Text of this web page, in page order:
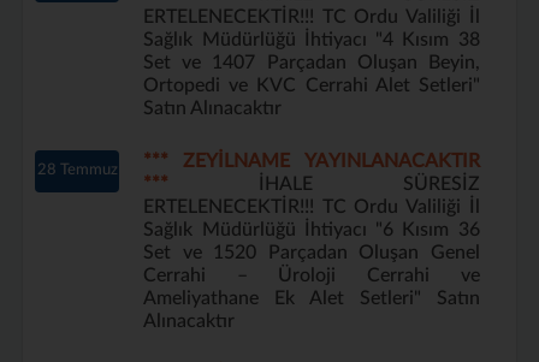
ERTELENECEKTİR!!! TC Ordu Valiliği İl
Sağlık Müdürlüğü İhtiyacı "4 Kısım 38
Set ve 1407 Parçadan Oluşan Beyin,
Ortopedi ve KVC Cerrahi Alet Setleri"
Satın Alınacaktır
28 Temmuz
*** ZEYİLNAME YAYINLANACAKTIR
***
İHALE SÜRESİZ
ERTELENECEKTİR!!! TC Ordu Valiliği İl
Sağlık Müdürlüğü İhtiyacı "6 Kısım 36
Set ve 1520 Parçadan Oluşan Genel
Cerrahi – Üroloji Cerrahi ve
Ameliyathane Ek Alet Setleri" Satın
Alınacaktır